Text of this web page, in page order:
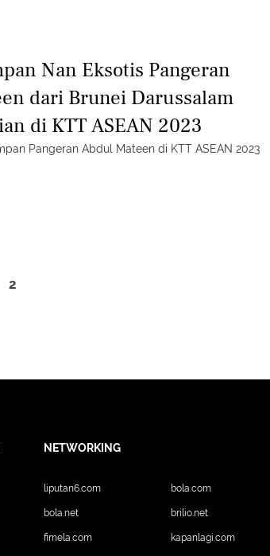
Nan Eksotis Pangeran
dari Brunei Darussalam
di KTT ASEAN 2023
Pangeran Abdul Mateen di KTT ASEAN 2023
2
NETWORKING
liputan6.com bola.com
bola.net brilio.net
fimela.com kapanlagi.com